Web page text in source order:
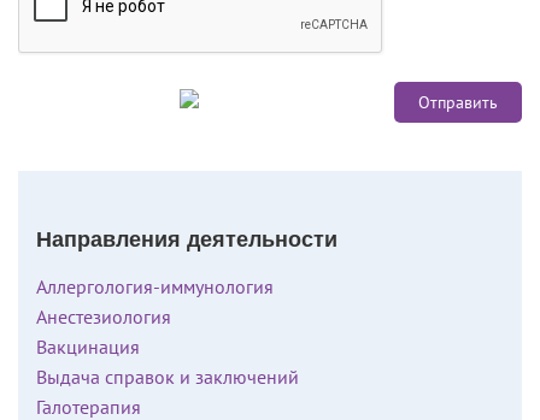
Направления деятельности
Аллергология-иммунология
Анестезиология
Вакцинация
Выдача справок и заключений
Галотерапия